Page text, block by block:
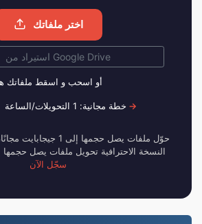
اختر ملفاتك
استيراد من Google Drive
أو اسحب و اسقط ملفاتك
خطة مجانية: 1 التحويلات/الساعة لا حدود →
حوّل ملفات يصل حجمها إلى
النسخة الاحترافية تحويل ملفات يصل حجمها إلى 100
سجّل الآن